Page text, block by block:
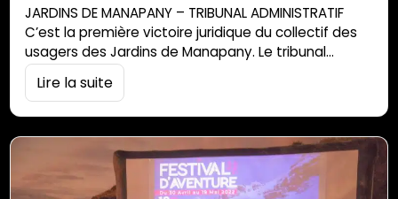
JARDINS DE MANAPANY – TRIBUNAL ADMINISTRATIF
C’est la première victoire juridique du collectif des
usagers des Jardins de Manapany. Le tribunal
administratif (TA) a ordonné expressément le 30
mai 2022 au maire de Saint-Joseph, Patrick
municipalité a scellé l’achat des jardins de
Manapany en…
Lire la suite